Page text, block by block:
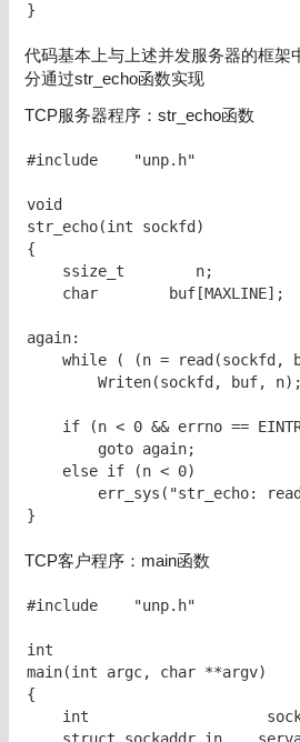
}
代码基本上与上述并发服务器的框架
分通过str_echo函数实现
TCP服务器程序：str_echo函数
#include    "unp.h"
void
str_echo(int sockfd)
{
ssize_t        n;
char        buf[MAXLINE];
again:
while ( (n = read(sockfd,
Writen(sockfd, buf, n);
if (n < 0 && errno ==
goto again;
else if (n < 0)
err_sys("str_echo:
}
TCP客户程序：main函数
#include    "unp.h"
int
main(int argc, char **argv)
{
int